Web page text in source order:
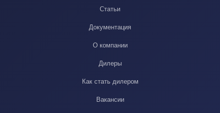
Статьи
Документация
О компании
Дилеры
Как стать дилером
Вакансии